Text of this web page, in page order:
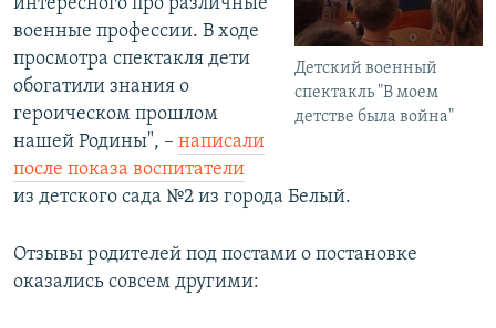
Детский военный
спектакль "В моем
детстве была война"
военные профессии. В ходе
просмотра спектакля дети
обогатили знания о
героическом прошлом
нашей Родины", – написали
после показа воспитатели
из детского сада №2 из города Белый.
Отзывы родителей под постами о постановке
оказались совсем другими: